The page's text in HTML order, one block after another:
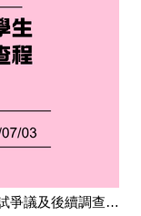
調查程序之嚴正說明